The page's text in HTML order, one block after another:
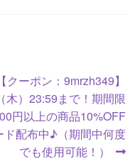
次
の
:
【クーポン：9mrzh349】
木）23:59まで！期間限
円以上の商品10%OFF
ド配布中♪（期間中何度
でも使用可能！）